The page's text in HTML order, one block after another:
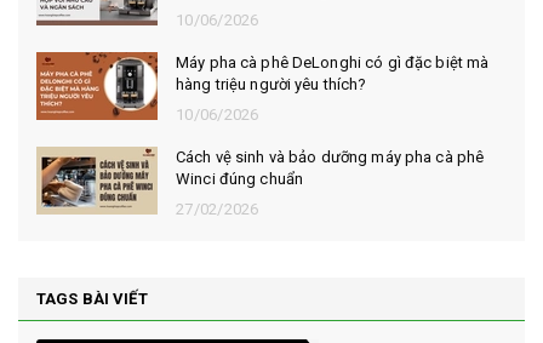
10/06/2026
Máy pha cà phê DeLonghi có gì đặc biệt mà
hàng triệu người yêu thích?
10/06/2026
Cách vệ sinh và bảo dưỡng máy pha cà phê
Winci đúng chuẩn
27/02/2026
TAGS BÀI VIẾT